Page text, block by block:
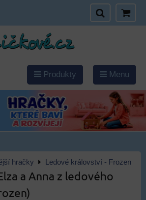
Produkty Menu
hračky Ledové království - Frozen
a Anna z ledového